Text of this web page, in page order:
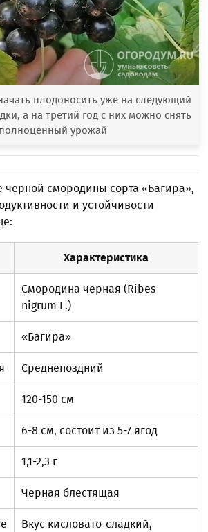
плодоносить уже на следующий
а на третий год с них можно снять
полноценный урожай
черной смородины сорта «Багира»,
и устойчивости
Характеристика
Смородина черная (Ribes
nigrum L.)
«Багира»
Среднепоздний
120-150 см
6-8 см, состоит из 5-7 ягод
1,1-2,3 г
Черная блестящая
Вкус кисловато-сладкий,